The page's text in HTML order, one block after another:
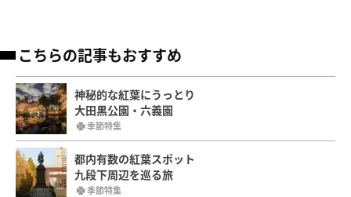
こちらの記事もおすすめ
神秘的な紅葉にうっとり
大田黒公園・六義園
季節特集
都内有数の紅葉スポット
九段下周辺を巡る旅
季節特集